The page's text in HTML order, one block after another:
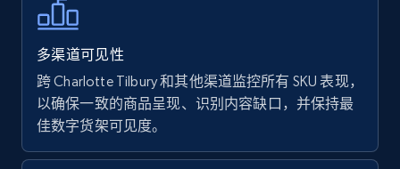
using specific category URL
URL, Final price, Sku, Currency, Gtin,
Specifications, Image urls, Top reviews, and
more.
5.6K+ 875+
多渠道可见性
跨 Charlotte Tilbury 和其他渠道监控所有 SKU 表现，
以确保一致的商品呈现、识别内容缺口，并保持最
佳数字货架可见度。